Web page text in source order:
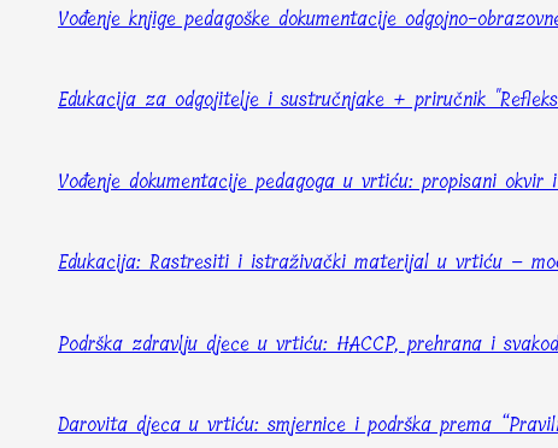
Vođenje knjige pedagoške dokumentacije odgojno-
Edukacija za odgojitelje i sustručnjake + priručnik
Vođenje dokumentacije pedagoga u vrtiću: propisani
Edukacija: Rastresiti i istraživački materijal u vrtiću –
Podrška zdravlju djece u vrtiću: HACCP, prehrana i
Darovita djeca u vrtiću: smjernice i podrška prema